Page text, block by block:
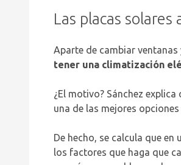
Las placas
Aparte de cambiar ventanas
tener una climatización
¿El motivo? Sánchez
una de las mejores
De hecho, se calcula que
los factores que haga que